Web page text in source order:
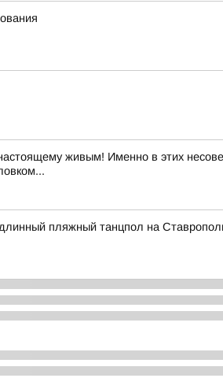
живым! Именно в этих
пляжный танцпол на